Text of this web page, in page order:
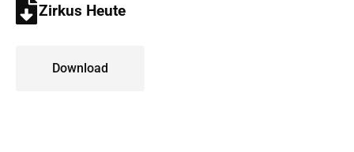
Zirkus Heute
Download